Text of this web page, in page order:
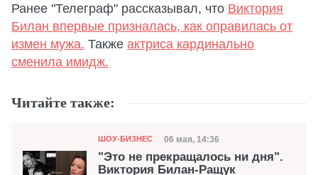
Ранее "Телеграф" рассказывал, что Виктория
Билан впервые призналась, как оправилась от
измен мужа. Также актриса кардинально
сменила имидж.
Читайте также:
Категория
ШОУ-БИЗНЕС Дата публикации
06 мая, 14:36
"Это не прекращалось ни дня".
Виктория Билан-Ращук